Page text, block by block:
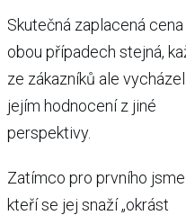
Skutečná zaplacená
obou případech stejná,
ze zákazníků ale
jejím hodnocení z jiné
perspektivy.
Zatímco pro prvního
kteří se jej snaží „okrást